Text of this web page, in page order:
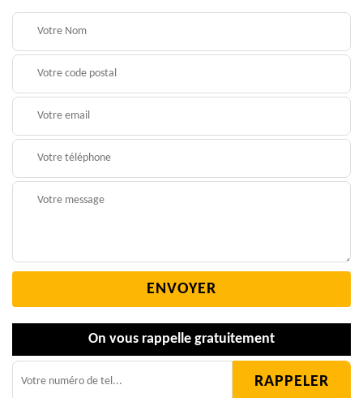
On vous rappelle gratuitement